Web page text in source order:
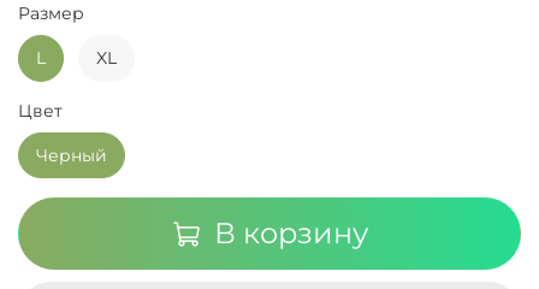
В корзину
Размер
L XL
Цвет
Черный